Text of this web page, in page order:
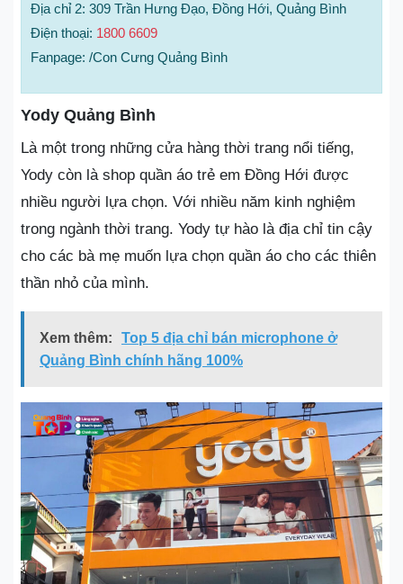
Địa chỉ 2: 309 Trần Hưng Đạo, Đồng Hới, Quảng Bình
Điện thoại: 1800 6609
Fanpage: /Con Cưng Quảng Bình
Yody Quảng Bình
Là một trong những cửa hàng thời trang nổi tiếng,
Yody còn là shop quần áo trẻ em Đồng Hới được
nhiều người lựa chọn. Với nhiều năm kinh nghiệm
trong ngành thời trang. Yody tự hào là địa chỉ tin cậy
cho các bà mẹ muốn lựa chọn quần áo cho các thiên
thần nhỏ của mình.
Xem thêm:
Top 5 địa chỉ bán microphone ở
Quảng Bình chính hãng 100%